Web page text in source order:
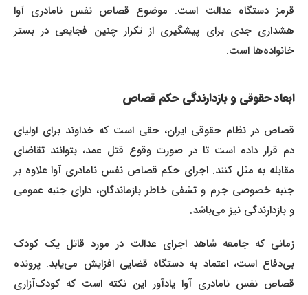
قرمز دستگاه عدالت است. موضوع قصاص نفس نامادری آوا
هشداری جدی برای پیشگیری از تکرار چنین فجایعی در بستر
خانواده‌ها است.
ابعاد حقوقی و بازدارندگی حکم قصاص
قصاص در نظام حقوقی ایران، حقی است که خداوند برای اولیای
دم قرار داده است تا در صورت وقوع قتل عمد، بتوانند تقاضای
مقابله به مثل کنند. اجرای حکم قصاص نفس نامادری آوا علاوه بر
جنبه خصوصی جرم و تشفی خاطر بازماندگان، دارای جنبه عمومی
و بازدارندگی نیز می‌باشد.
زمانی که جامعه شاهد اجرای عدالت در مورد قاتل یک کودک
بی‌دفاع است، اعتماد به دستگاه قضایی افزایش می‌یابد. پرونده
قصاص نفس نامادری آوا یادآور این نکته است که کودک‌آزاری